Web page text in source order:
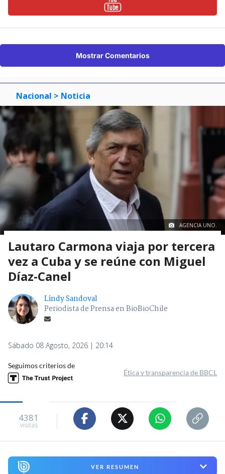
Mostrar Comentarios
Nacional > Noticia
AGENCIA UNO.
Lautaro Carmona viaja por tercera
vez a Cuba y se reúne con Miguel
Díaz-Canel
Lindy Sandoval
Periodista de Prensa en BioBioChile
Sábado 08 Agosto, 2026 | 20:14
Seguimos criterios de
Ética y transparencia de BBCL
4381
visitas
VER RESUMEN